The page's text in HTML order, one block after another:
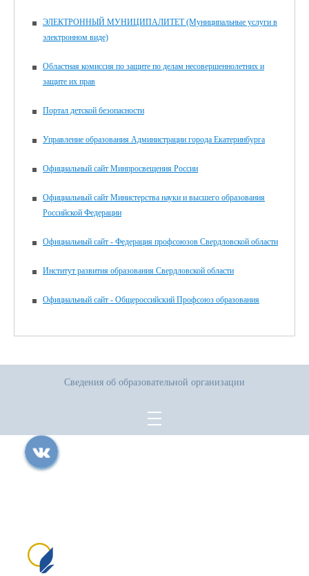
ЭЛЕКТРОННЫЙ МУНИЦИПАЛИТЕТ (Муниципальные услуги в
электронном виде)
Областная комиссия по защите по делам несовершеннолетних и
защите их прав
Портал детской безопасности
Управление образования Администрации города Екатеринбурга
Официальный сайт Минпросвещения России
Официальный сайт Министерства науки и высшего образования
Российской Федерации
Официальный сайт - Федерация профсоюзов Свердловской области
Институт развития образования Свердловской области
Официальный сайт - Общероссийский Профсоюз образования
Сведения об образовательной организации